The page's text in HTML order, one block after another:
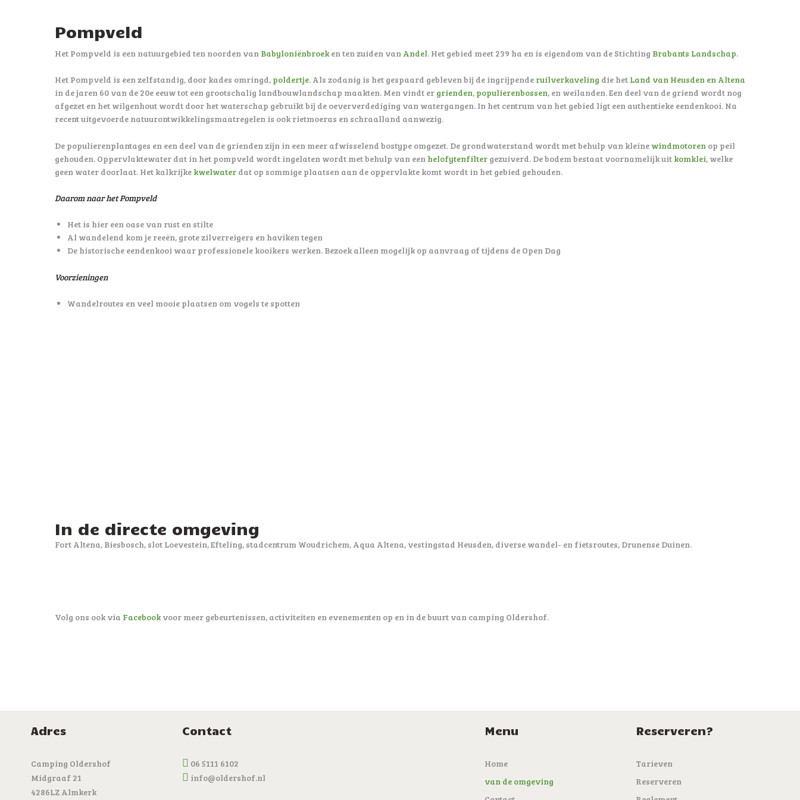
Pompveld
Het Pompveld is een natuurgebied ten noorden van Babyloniënbroek en ten zuiden van Andel. Het gebied meet 239 ha en is eigendom van de Stichting Brabants Landschap.
Het Pompveld is een zelfstandig, door kades omringd, poldertje. Als zodanig is het gespaard gebleven bij de ingrijpende ruilverkaveling die het Land van Heusden en Altena
in de jaren 60 van de 20e eeuw tot een grootschalig landbouwlandschap maakten. Men vindt er grienden, populierenbossen, en weilanden. Een deel van de griend wordt nog
afgezet en het wilgenhout wordt door het waterschap gebruikt bij de oeververdediging van watergangen. In het centrum van het gebied ligt een authentieke eendenkooi. Na
recent uitgevoerde natuurontwikkelingsmaatregelen is ook rietmoeras en schraalland aanwezig.
De populierenplantages en een deel van de grienden zijn in een meer afwisselend bostype omgezet. De grondwaterstand wordt met behulp van kleine windmotoren op peil
gehouden. Oppervlaktewater dat in het pompveld wordt ingelaten wordt met behulp van een helofytenfilter gezuiverd. De bodem bestaat voornamelijk uit komklei, welke
geen water doorlaat. Het kalkrijke kwelwater dat op sommige plaatsen aan de oppervlakte komt wordt in het gebied gehouden.
Daarom naar het Pompveld
Het is hier een oase van rust en stilte
Al wandelend kom je reeën, grote zilverreigers en haviken tegen
De historische eendenkooi waar professionele kooikers werken. Bezoek alleen mogelijk op aanvraag of tijdens de Open Dag
Voorzieningen
Wandelroutes en veel mooie plaatsen om vogels te spotten
In de directe omgeving
Fort Altena, Biesbosch, slot Loevestein, Efteling, stadcentrum Woudrichem, Aqua Altena, vestingstad Heusden, diverse wandel- en fietsroutes, Drunense Duinen.
Volg ons ook via Facebookvoor meer gebeurtenissen, activiteiten en evenementen op en in de buurt van camping Oldershof.
Adres
Camping Oldershof
Midgraaf 21
4286LZ Almkerk
Contact
06 5111 6102
info@oldershof.nl
Menu
Home
van de omgeving
Reserveren?
Tarieven
Reserveren